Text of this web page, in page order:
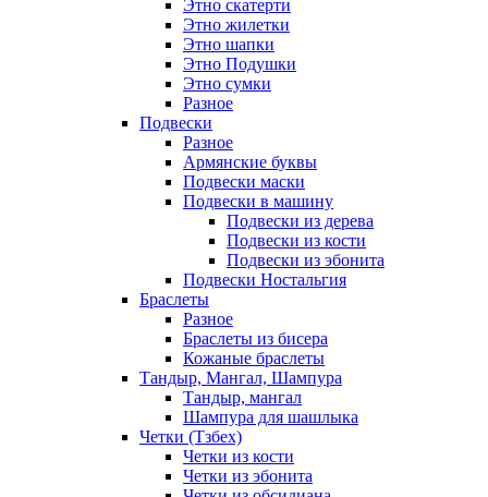
Этно скатерти
Этно жилетки
Этно шапки
Этно Подушки
Этно сумки
Разное
Подвески
Разное
Армянские буквы
Подвески маски
Подвески в машину
Подвески из дерева
Подвески из кости
Подвески из эбонита
Подвески Ностальгия
Браслеты
Разное
Браслеты из бисера
Кожаные браслеты
Тандыр, Мангал, Шампура
Тандыр, мангал
Шампура для шашлыка
Четки (Тзбех)
Четки из кости
Четки из эбонита